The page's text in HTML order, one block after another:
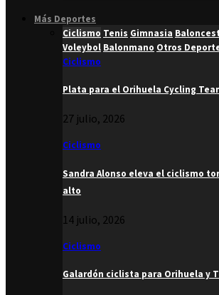
Más Deportes
Ciclismo Tenis Gimnasia
Voleybol Balonmano Otros
Ciclismo
Plata para el Orihuela Cycling
27 julio, 2026
Ciclismo
Sandra Alonso eleva el ciclismo
alto
14 julio, 2026
Ciclismo
Galardón ciclista para Orihuela y